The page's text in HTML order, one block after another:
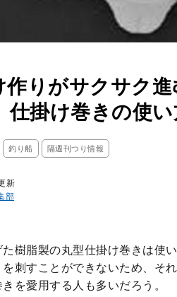
作りがサクサク
仕掛け巻きの使
釣り船 隔週刊つり情報
新
部
樹脂製の丸型仕掛け巻きは使
を刺すことができないため、そ
を愛用する人も多いだろう。